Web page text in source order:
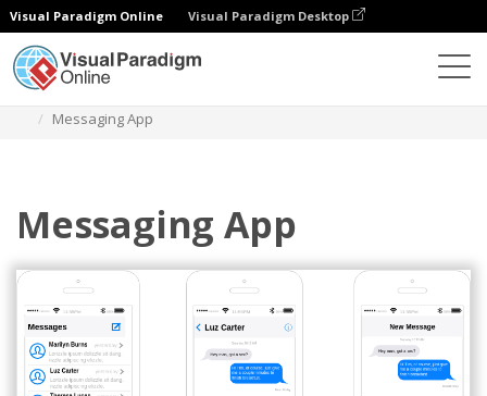
Visual Paradigm Online Visual Paradigm Desktop
Messaging App
Messaging App